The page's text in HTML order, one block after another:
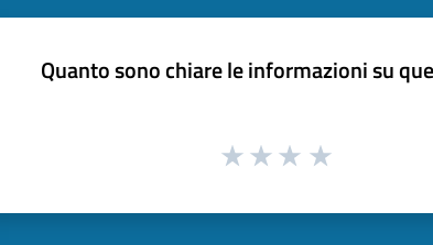
Quanto sono chiare le informazioni su